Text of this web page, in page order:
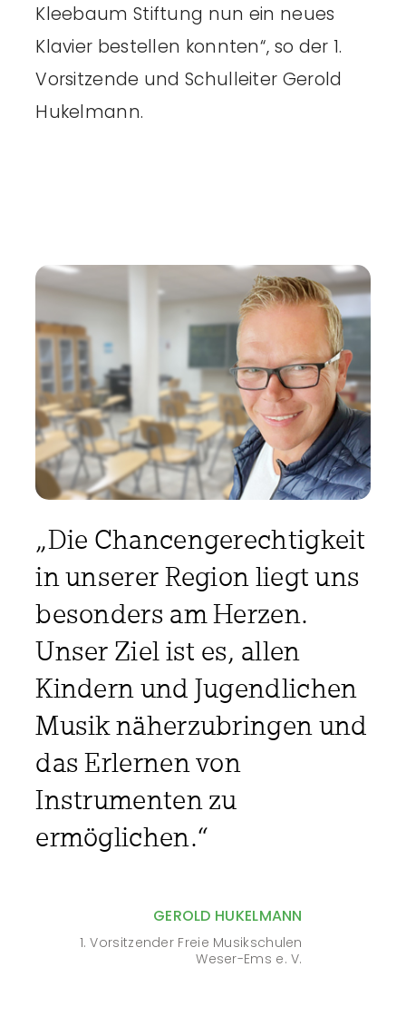
Kleebaum Stiftung nun ein neues
Klavier bestellen konnten“, so der 1.
Vorsitzende und Schulleiter Gerold
Hukelmann.
„Die Chancengerechtigkeit
in unserer Region liegt uns
besonders am Herzen.
Unser Ziel ist es, allen
Kindern und Jugendlichen
Musik näherzubringen und
das Erlernen von
Instrumenten zu
ermöglichen.“
GEROLD HUKELMANN
1. Vorsitzender Freie Musikschulen
Weser-Ems e. V.